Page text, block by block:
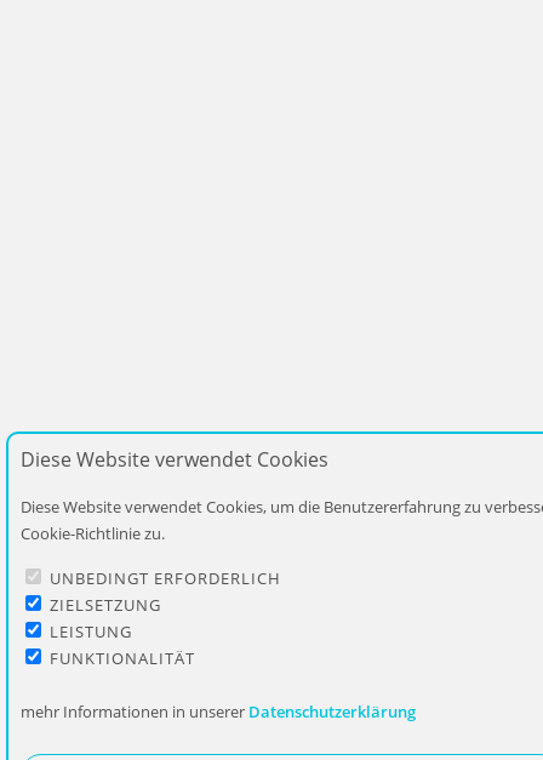
Diese Website verwendet Cookies
Diese Website verwendet Cookies, um die Benutzererfahrung zu
Cookie-Richtlinie zu.
UNBEDINGT ERFORDERLICH
ZIELSETZUNG
LEISTUNG
FUNKTIONALITÄT
mehr Informationen in unserer Datenschutzerklärung